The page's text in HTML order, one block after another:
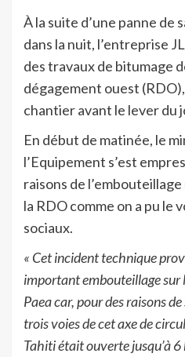
À la suite d’une panne de
dans la nuit, l’entreprise
des travaux de bitumage
dégagement ouest
chantier avant le lever du
En début de matinée, le
l’Equipement s’est
raisons de
la RDO comme on a pu le
sociaux.
« Cet incident technique
important embouteillage sur
Paea car, pour des raisons
trois voies de cet axe de
Tahiti était ouverte jusqu’à 6